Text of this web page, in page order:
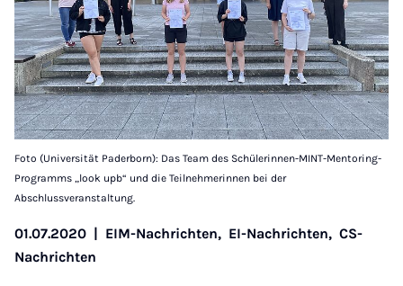
Foto (Universität Paderborn): Das Team des Schülerinnen-MINT-Mentoring-
Programms „look upb“ und die Teilnehmerinnen bei der
Abschlussveranstaltung.
01.07.2020 EIM-Nachrichten, EI-Nachrichten, CS-
Nachrichten